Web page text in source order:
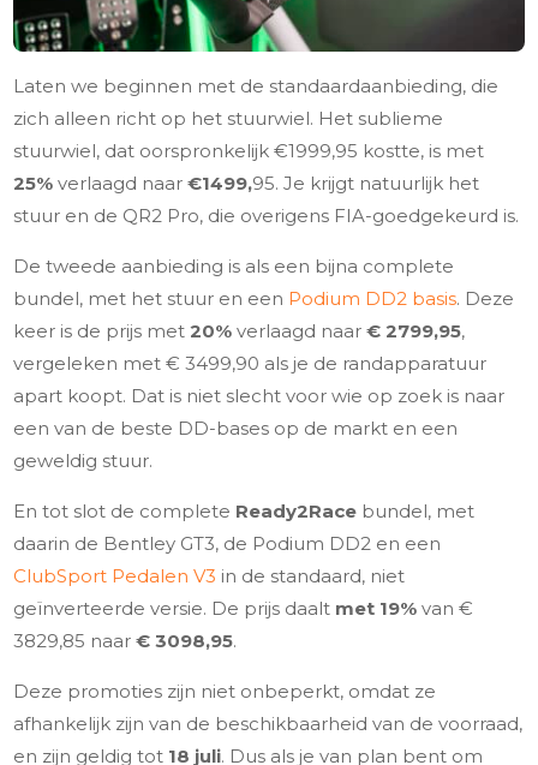
Laten we beginnen met de standaardaanbieding, die
zich alleen richt op het stuurwiel. Het sublieme
stuurwiel, dat oorspronkelijk €1999,95 kostte, is met
25% verlaagd naar€1499,95. Je krijgt natuurlijk het
stuur en de QR2 Pro, die overigens FIA-goedgekeurd is.
De tweede aanbieding is als een bijna complete
bundel, met het stuur en een Podium DD2 basis. Deze
keer is de prijs met20% verlaagd naar€ 2799,95,
vergeleken met € 3499,90 als je de randapparatuur
apart koopt. Dat is niet slecht voor wie op zoek is naar
een van de beste DD-bases op de markt en een
geweldig stuur.
En tot slot de complete Ready2Race bundel, met
daarin de Bentley GT3, de Podium DD2 en een
ClubSport Pedalen V3 in de standaard, niet
geïnverteerde versie. De prijs daalt met 19% van €
3829,85 naar€ 3098,95.
Deze promoties zijn niet onbeperkt, omdat ze
afhankelijk zijn van de beschikbaarheid van de voorraad,
en zijn geldig tot 18 juli. Dus als je van plan bent om